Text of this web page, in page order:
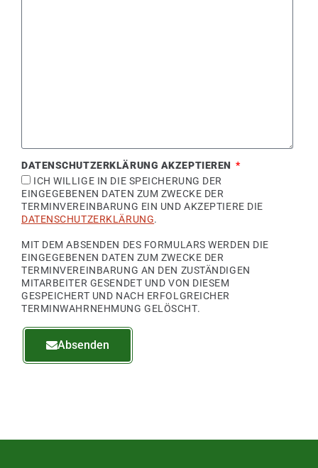
DATENSCHUTZERKLÄRUNG AKZEPTIEREN
ICH WILLIGE IN DIE SPEICHERUNG DER
EINGEGEBENEN DATEN ZUM ZWECKE DER
TERMINVEREINBARUNG EIN UND AKZEPTIERE DIE
DATENSCHUTZERKLÄRUNG.
MIT DEM ABSENDEN DES FORMULARS WERDEN DIE
EINGEGEBENEN DATEN ZUM ZWECKE DER
TERMINVEREINBARUNG AN DEN ZUSTÄNDIGEN
MITARBEITER GESENDET UND VON DIESEM
GESPEICHERT UND NACH ERFOLGREICHER
TERMINWAHRNEHMUNG GELÖSCHT.
Absenden